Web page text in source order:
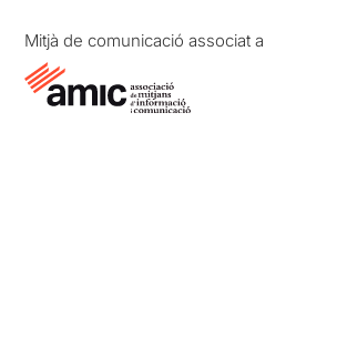
Mitjà de comunicació associat a